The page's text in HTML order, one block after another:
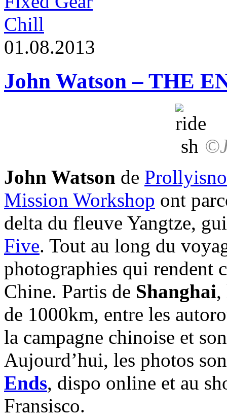
Chill
01.08.2013
John Watson – THE
John Watson de
Mission Workshop ont
delta du fleuve Yangtze,
Five. Tout au long du
photographies qui rendent
Chine. Partis de Shanghai,
de 1000km, entre les
la campagne chinoise et
Aujourd’hui, les photos
Ends, dispo online et au
Fransisco.